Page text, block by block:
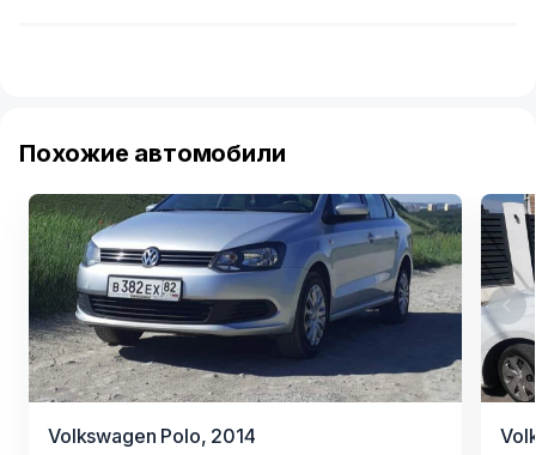
Похожие автомобили
Volkswagen Polo, 2014